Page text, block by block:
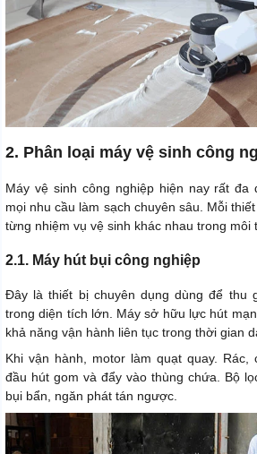
2. Phân loại máy vệ sinh công
Máy vệ sinh công nghiệp hiện nay rất
mọi nhu cầu làm sạch chuyên sâu. Mỗi
từng nhiệm vụ vệ sinh khác nhau trong môi
2.1. Máy hút bụi công nghiệp
Đây là thiết bị chuyên dụng dùng để thu
trong diện tích lớn. Máy sở hữu lực hút
khả năng vận hành liên tục trong thời gian
Khi vận hành, motor làm quạt quay.
đầu hút gom và đẩy vào thùng chứa. Bộ
bụi bẩn, ngăn phát tán ngược.